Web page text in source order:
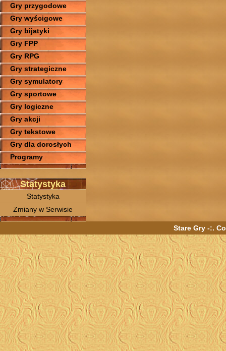
Gry przygodowe
Gry wyścigowe
Gry bijatyki
Gry FPP
Gry RPG
Gry strategiczne
Gry symulatory
Gry sportowe
Gry logiczne
Gry akcji
Gry tekstowe
Gry dla dorosłych
Programy
Statystyka
Statystyka
Zmiany w Serwisie
Stare Gry -:.